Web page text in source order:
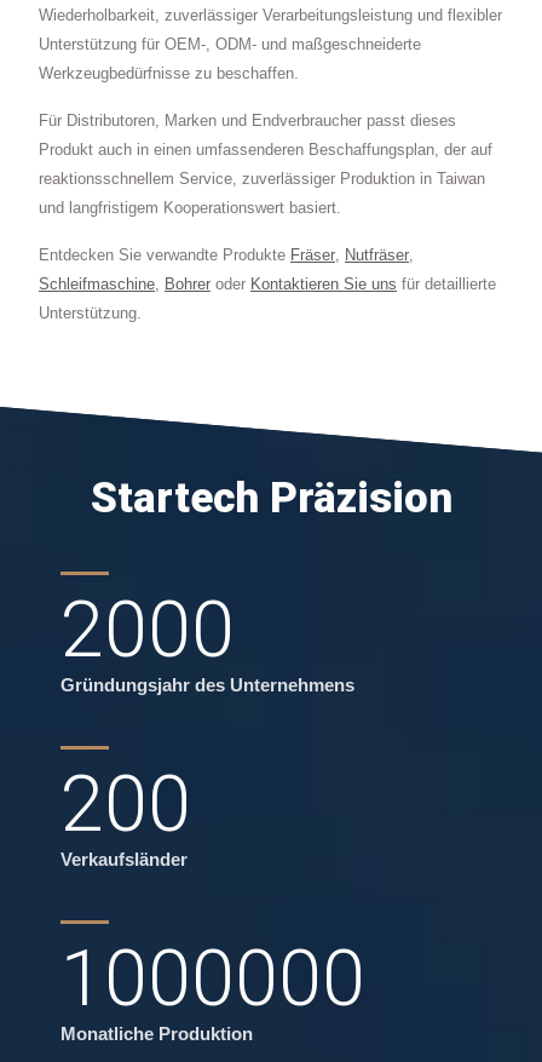
Wiederholbarkeit, zuverlässiger Verarbeitungsleistung und flexibler
Unterstützung für OEM-, ODM- und maßgeschneiderte
Werkzeugbedürfnisse zu beschaffen.
Für Distributoren, Marken und Endverbraucher passt dieses
Produkt auch in einen umfassenderen Beschaffungsplan, der auf
reaktionsschnellem Service, zuverlässiger Produktion in Taiwan
und langfristigem Kooperationswert basiert.
Entdecken Sie verwandte Produkte Fräser, Nutfräser,
Schleifmaschine, Bohrer oder Kontaktieren Sie uns für detaillierte
Unterstützung.
Startech Präzision
2000
Gründungsjahr des Unternehmens
200
Verkaufsländer
1000000
Monatliche Produktion